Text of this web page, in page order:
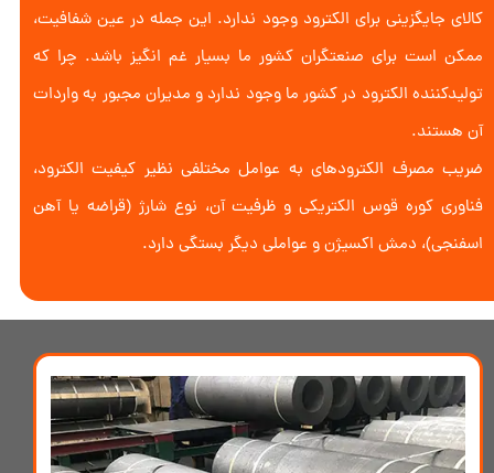
کالای جایگزینی برای الکترود وجود ندارد. این جمله در عین شفافیت،
ممکن است برای صنعتگران کشور ما بسیار غم انگیز باشد. چرا که
تولیدکننده الکترود در کشور ما وجود ندارد و مدیران مجبور به واردات
آن هستند.
ضریب مصرف الکترودهای به عوامل مختلفی نظیر کیفیت الکترود،
فناوری کوره قوس الکتریکی و ظرفیت آن، نوع شارژ (قراضه یا آهن
اسفنجی)، دمش اکسیژن و عواملی دیگر بستگی دارد.